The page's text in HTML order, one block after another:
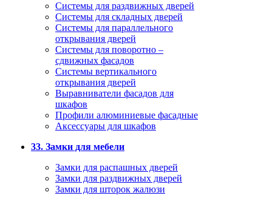
Системы для раздвижных дверей
Системы для складных дверей
Системы для параллельного
открывания дверей
Системы для поворотно –
сдвижных фасадов
Системы вертикального
открывания дверей
Выравниватели фасадов для
шкафов
Профили алюминиевые фасадные
Аксессуары для шкафов
33. Замки для мебели
Замки для распашных дверей
Замки для раздвижных дверей
Замки для шторок жалюзи